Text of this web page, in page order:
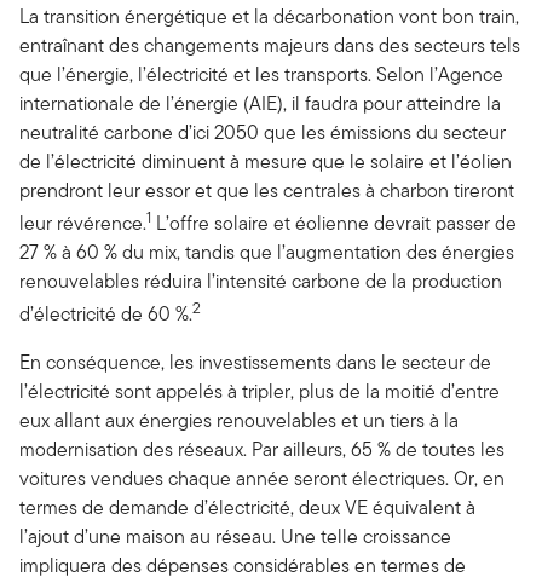
La transition énergétique et la décarbonation vont bon train,
entraînant des changements majeurs dans des secteurs tels
que l’énergie, l’électricité et les transports. Selon l’Agence
internationale de l’énergie (AIE), il faudra pour atteindre la
neutralité carbone d’ici 2050 que les émissions du secteur
de l’électricité diminuent à mesure que le solaire et l’éolien
prendront leur essor et que les centrales à charbon tireront
leur révérence.1 L’offre solaire et éolienne devrait passer de
27 % à 60 % du mix, tandis que l’augmentation des énergies
renouvelables réduira l’intensité carbone de la production
d’électricité de 60 %.2
En conséquence, les investissements dans le secteur de
l’électricité sont appelés à tripler, plus de la moitié d’entre
eux allant aux énergies renouvelables et un tiers à la
modernisation des réseaux. Par ailleurs, 65 % de toutes les
voitures vendues chaque année seront électriques. Or, en
termes de demande d’électricité, deux VE équivalent à
l’ajout d’une maison au réseau. Une telle croissance
impliquera des dépenses considérables en termes de